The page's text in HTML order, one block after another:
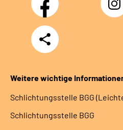
Teilen
Weitere wichtige
Schlich­tungs­stel­le BGG
Schlich­tungs­stel­le BGG